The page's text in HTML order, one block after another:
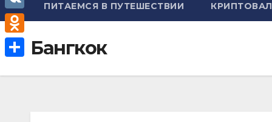
ПИТАЕМСЯ В ПУТЕШЕСТВИИ
Бангкок
A
l
e
g
i
b
e
V
K
O